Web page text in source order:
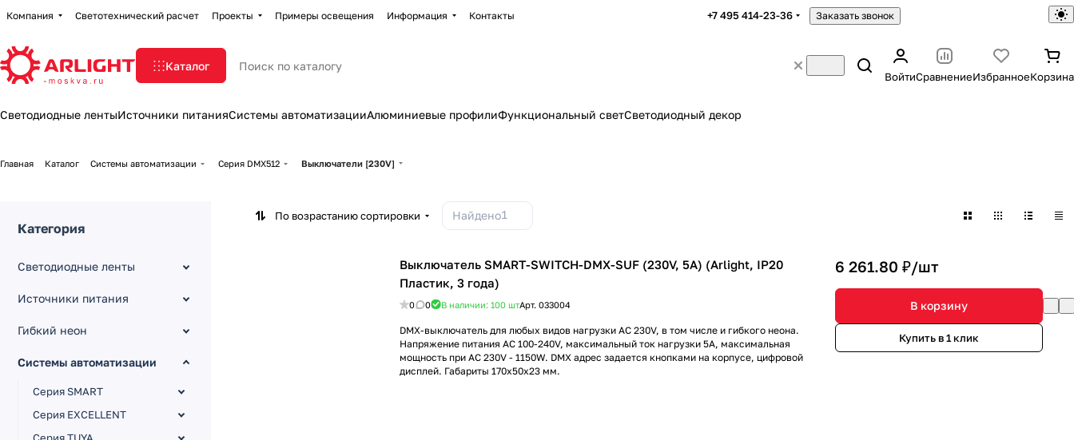
Компания Светотехнический расчет Проекты Примеры освещения Информация Контакты +7 495 414-23-36 Заказать звонок
Каталог
ВойтиСравнениеИзбранноеКорзина
Светодиодные лентыИсточники питанияСистемы автоматизацииАлюминиевые профилиФункциональный светСветодиодный декор
Главная Каталог Системы автоматизации Серия DMX512 Выключатели [230V]
По возрастанию сортировки Найдено1
Выключатель SMART-SWITCH-DMX-SUF (230V, 5A) (Arlight, IP20
Пластик, 3 года)
0 0 В наличии: 100 штАрт. 033004
DMX-выключатель для любых видов нагрузки AC 230V, в том числе и гибкого неона.
Напряжение питания AC 100-240V, максимальный ток нагрузки 5А, максимальная
мощность при AC 230V - 1150W. DMX адрес задается кнопками на корпусе, цифровой
дисплей. Габариты 170x50x23 мм.
6 261.80 ₽/шт
В корзину
Купить в 1 клик
Категория
Светодиодные ленты
Источники питания
Гибкий неон
Системы автоматизации
Серия SMART
Серия EXCELLENT
Серия TUYA